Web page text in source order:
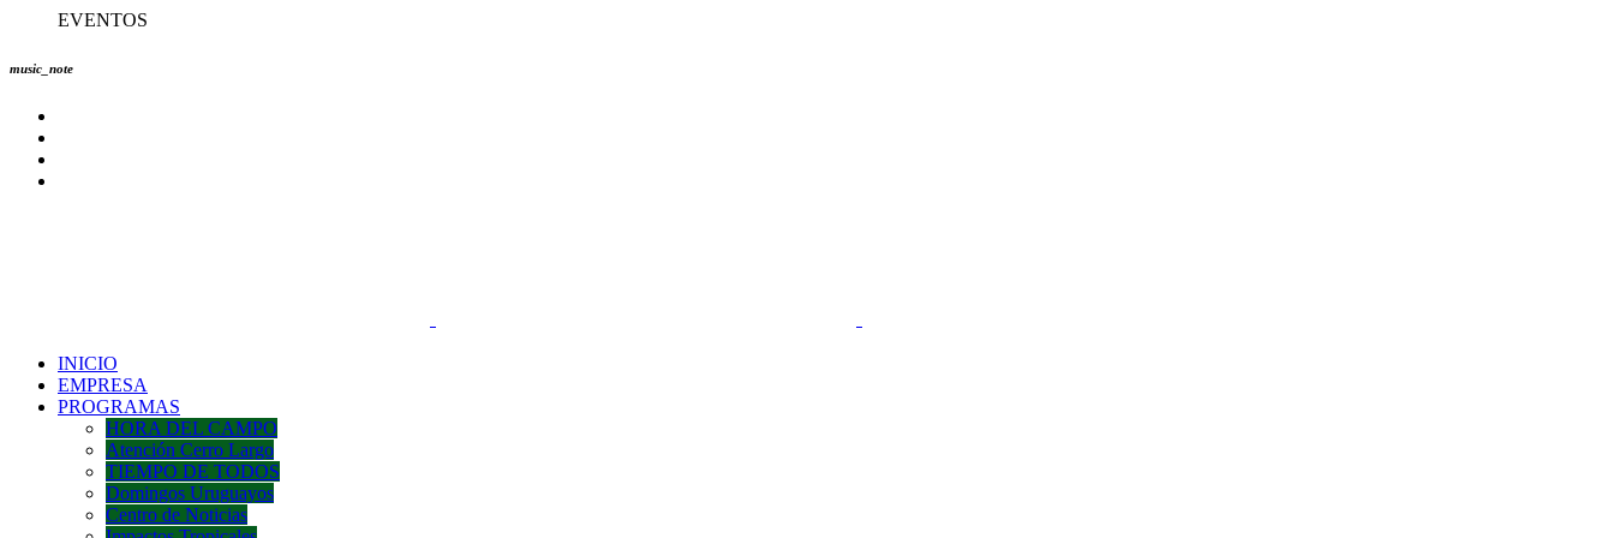
EVENTOS
music_note
INICIO
EMPRESA
PROGRAMAS
HORA DEL CAMPO
Atención Cerro Largo
TIEMPO DE TODOS
Domingos Uruguayos
Centro de Noticias